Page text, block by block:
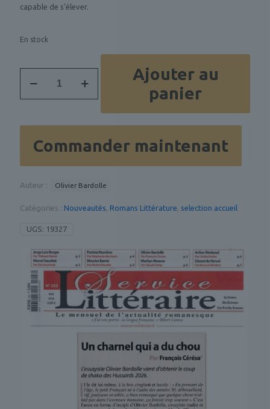
capable de s’élever.
En stock
chair
Ajouter au
panier
Commander maintenant
Auteur : Olivier Bardolle
Catégories : Nouveautés Romans Littérature selection accueil
UGS: 19327